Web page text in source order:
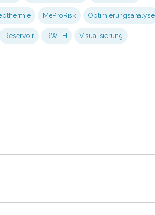
MeProRisk Optimierungsanalyse
Reservoir RWTH Visualisierung